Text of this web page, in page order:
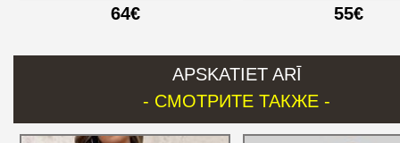
64€ 55€
APSKATIET ARĪ
- СМОТРИТЕ ТАКЖЕ -